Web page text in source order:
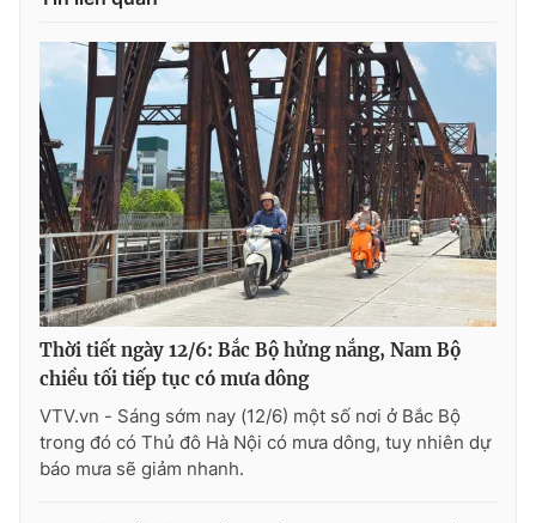
Thời tiết ngày 12/6: Bắc Bộ hửng nắng, Nam Bộ
chiều tối tiếp tục có mưa dông
VTV.vn - Sáng sớm nay (12/6) một số nơi ở Bắc Bộ
trong đó có Thủ đô Hà Nội có mưa dông, tuy nhiên dự
báo mưa sẽ giảm nhanh.